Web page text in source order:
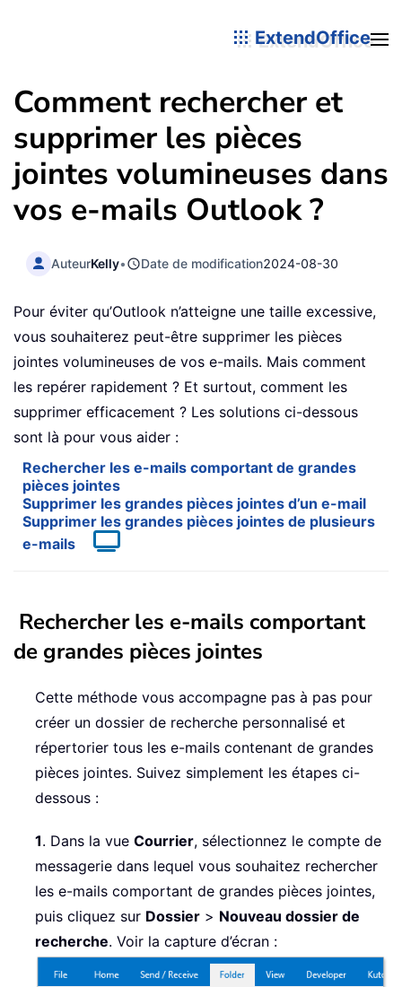
ExtendOffice
Comment rechercher et
supprimer les pièces
jointes volumineuses dans
vos e-mails Outlook ?
AuteurKelly• Date de modification2024-08-30
Pour éviter qu’Outlook n’atteigne une taille excessive,
vous souhaiterez peut-être supprimer les pièces
jointes volumineuses de vos e-mails. Mais comment
les repérer rapidement ? Et surtout, comment les
supprimer efficacement ? Les solutions ci-dessous
sont là pour vous aider :
Rechercher les e-mails comportant de grandes
pièces jointes
Supprimer les grandes pièces jointes d’un e-mail
Supprimer les grandes pièces jointes de plusieurs
e-mails
Rechercher les e-mails comportant
de grandes pièces jointes
Cette méthode vous accompagne pas à pas pour
créer un dossier de recherche personnalisé et
répertorier tous les e-mails contenant de grandes
pièces jointes. Suivez simplement les étapes ci-
dessous :
1. Dans la vue Courrier, sélectionnez le compte de
messagerie dans lequel vous souhaitez rechercher
les e-mails comportant de grandes pièces jointes,
puis cliquez sur Dossier > Nouveau dossier de
recherche. Voir la capture d’écran :